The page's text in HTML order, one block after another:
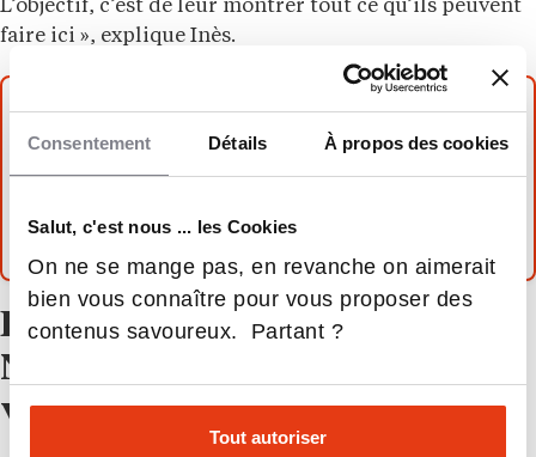
Consentement Détails À propos des cookies
Salut, c'est nous ... les Cookies
On ne se mange pas, en revanche on aimerait
bien vous connaître pour vous proposer des
contenus savoureux. Partant ?
Tout autoriser
L’objectif, c’est de leur montrer tout ce qu’ils peuvent
faire ici », explique Inès.
Tout savoir sur les oraux à NEOMA Business
Entretien de personnalité
NEOMA : ce que cherchent
vraiment les jurys